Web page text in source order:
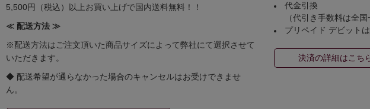
5,500円（税込）以上お買い上げで国内送料無料！！
≪ 配送方法 ≫
※配送方法はご注文頂いた商品サイズによって弊社にて選択させて
いただきます。
◆ 配送希望が通らなかった場合のキャンセルはお受けできませ
ん。
代金引換
（代引き手数料は全
プリペイド デビット
決済の詳細はこち